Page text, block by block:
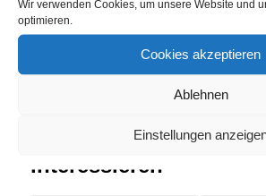
Wir verwenden Cookies, um unsere Website und
optimieren.
Cookies akzeptieren
Ablehnen
Einstellungen
Das könnte Dich auch
interessieren